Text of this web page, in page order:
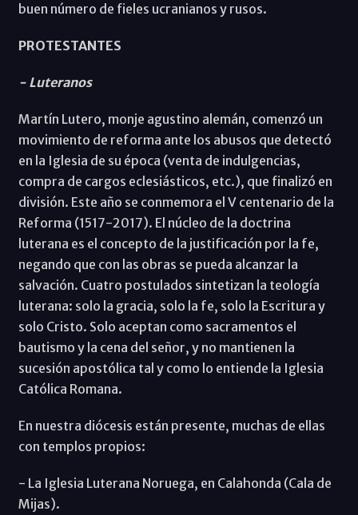
buen número de fieles ucranianos y rusos.
PROTESTANTES
- Luteranos
Martín Lutero, monje agustino alemán, comenzó un
movimiento de reforma ante los abusos que detectó
en la Iglesia de su época (venta de indulgencias,
compra de cargos eclesiásticos, etc.), que finalizó en
división. Este año se conmemora el V centenario de la
Reforma (1517-2017). El núcleo de la doctrina
luterana es el concepto de la justificación por la fe,
negando que con las obras se pueda alcanzar la
salvación. Cuatro postulados sintetizan la teología
luterana: solo la gracia, solo la fe, solo la Escritura y
solo Cristo. Solo aceptan como sacramentos el
bautismo y la cena del señor, y no mantienen la
sucesión apostólica tal y como lo entiende la Iglesia
Católica Romana.
En nuestra diócesis están presente, muchas de ellas
con templos propios:
- La Iglesia Luterana Noruega, en Calahonda (Cala de
Mijas).